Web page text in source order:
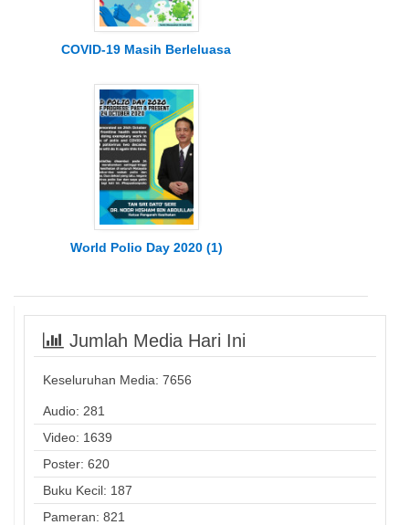
COVID-19 Masih Berleluasa
World Polio Day 2020 (1)
Jumlah Media Hari Ini
Keseluruhan Media: 7656
Audio: 281
Video: 1639
Poster: 620
Buku Kecil: 187
Pameran: 821